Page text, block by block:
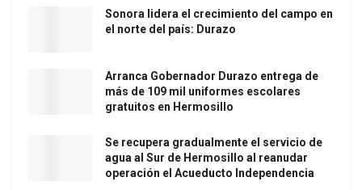
Sonora lidera el crecimiento del campo en
el norte del país: Durazo
Arranca Gobernador Durazo entrega de
más de 109 mil uniformes escolares
gratuitos en Hermosillo
Se recupera gradualmente el servicio de
agua al Sur de Hermosillo al reanudar
operación el Acueducto Independencia